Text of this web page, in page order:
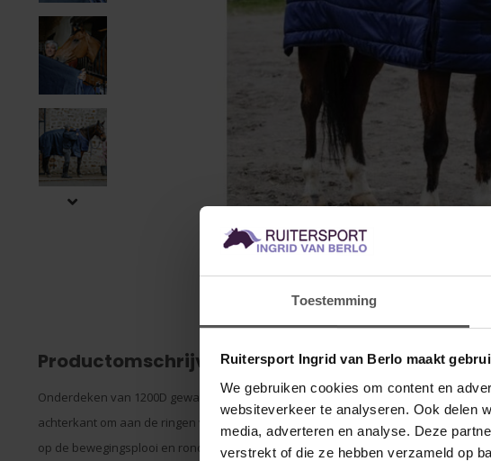
Toestemming
Ruitersport Ingrid van Berlo maakt
We gebruiken cookies om content en
websiteverkeer te analyseren. Ook delen
media, adverteren en analyse. Deze
verstrekt of die ze hebben verzameld op
Productomschrijving
Onderdeken van 1200D gewatteerd nylon met polyfill, bevestigingslussen bij de
achterkant om aan de ringen van de bilriemen van de Classic 1200D-dekens te
op de bewegingsplooi en rond EQUITHEME-logo aan de achterkant links van de